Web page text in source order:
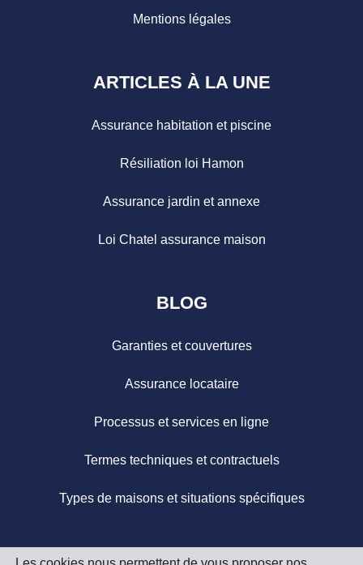
Mentions légales
ARTICLES À LA UNE
Assurance habitation et piscine
Résiliation loi Hamon
Assurance jardin et annexe
Loi Chatel assurance maison
BLOG
Garanties et couvertures
Assurance locataire
Processus et services en ligne
Termes techniques et contractuels
Types de maisons et situations spécifiques